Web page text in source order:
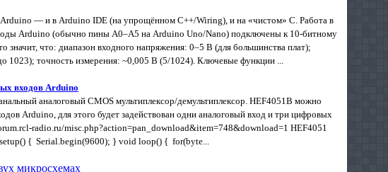
Arduino — и в Arduino IDE (на упрощённом C++/Wiring), и на «чистом» C. Работа в
Arduino (обычно пины A0–A5 на Arduino Uno/Nano) подключены к 10‑битному
что: диапазон входного напряжения: 0–5 В (для большинства плат);
1023); точность измерения: ~0,005 В (5/1024). Ключевые функции ...
входов Arduino
аналоговый CMOS мультиплексор/демультиплексор. HEF4051B можно
Arduino, для этого будет задействован одни аналоговый вход и три цифровых
radio.ru/misc.php?action=pan_download&item=748&download=1 HEF4051
{ Serial.begin(9600); } void loop() { for(byte...
микросхемах